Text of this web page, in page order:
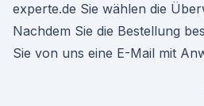
experte.de Sie wählen die
Nachdem Sie die Bestellung
Sie von uns eine E-Mail mit